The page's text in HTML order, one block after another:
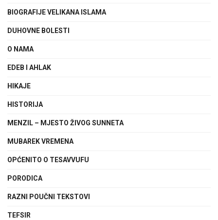
BIOGRAFIJE VELIKANA ISLAMA
DUHOVNE BOLESTI
O NAMA
EDEB I AHLAK
HIKAJE
HISTORIJA
MENZIL – MJESTO ŽIVOG SUNNETA
MUBAREK VREMENA
OPĆENITO O TESAVVUFU
PORODICA
RAZNI POUČNI TEKSTOVI
TEFSIR